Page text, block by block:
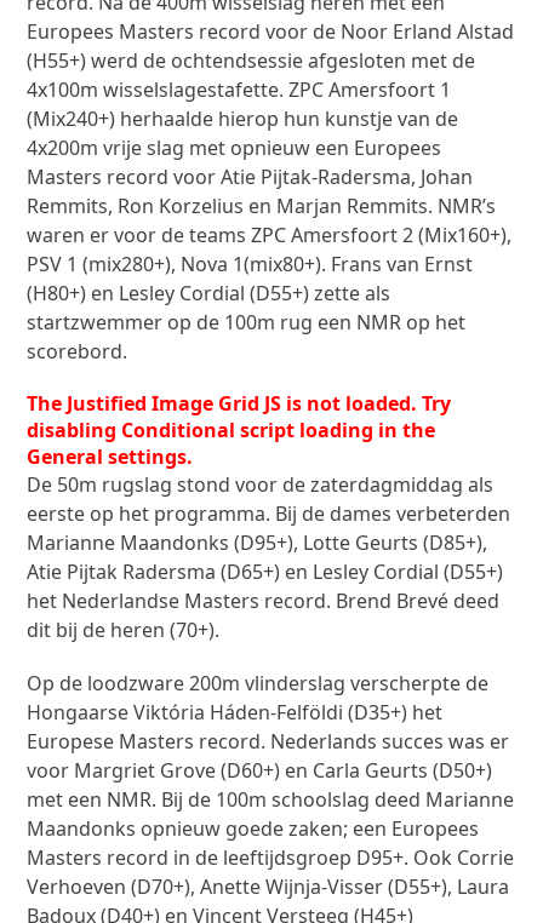
Europees Masters record voor de Noor Erland Alstad
(H55+) werd de ochtendsessie afgesloten met de
4x100m wisselslagestafette. ZPC Amersfoort 1
(Mix240+) herhaalde hierop hun kunstje van de
4x200m vrije slag met opnieuw een Europees
Masters record voor Atie Pijtak-Radersma, Johan
Remmits, Ron Korzelius en Marjan Remmits. NMR’s
waren er voor de teams ZPC Amersfoort 2 (Mix160+),
PSV 1 (mix280+), Nova 1(mix80+). Frans van Ernst
(H80+) en Lesley Cordial (D55+) zette als
startzwemmer op de 100m rug een NMR op het
scorebord.
The Justified Image Grid JS is not loaded. Try
disabling Conditional script loading in the
General settings.
De 50m rugslag stond voor de zaterdagmiddag als
eerste op het programma. Bij de dames verbeterden
Marianne Maandonks (D95+), Lotte Geurts (D85+),
Atie Pijtak Radersma (D65+) en Lesley Cordial (D55+)
het Nederlandse Masters record. Brend Brevé deed
dit bij de heren (70+).
Op de loodzware 200m vlinderslag verscherpte de
Hongaarse Viktória Háden-Felföldi (D35+) het
Europese Masters record. Nederlands succes was er
voor Margriet Grove (D60+) en Carla Geurts (D50+)
met een NMR. Bij de 100m schoolslag deed Marianne
Maandonks opnieuw goede zaken; een Europees
Masters record in de leeftijdsgroep D95+. Ook Corrie
Verhoeven (D70+), Anette Wijnja-Visser (D55+), Laura
Badoux (D40+) en Vincent Versteeg (H45+)